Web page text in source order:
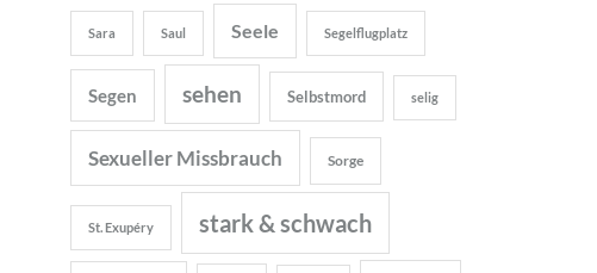
Sara Saul Seele Segelflugplatz
Segen sehen Selbstmord selig
Sexueller Missbrauch Sorge
St. Exupéry stark & schwach